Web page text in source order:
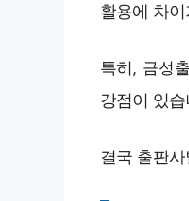
활용에 차
특히, 금성
강점이 있습
결국 출판